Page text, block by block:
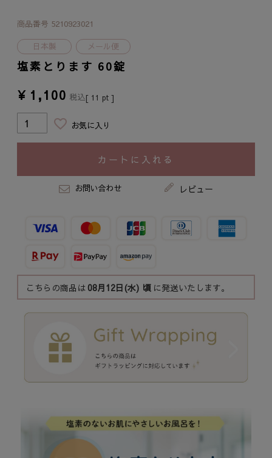
商品番号 5210923021
日本製 メール便
塩素とります 60錠
¥ 1,100 税込[ 11 pt ]
お気に入り
カートに入れる
お問い合わせ レビュー
こちらの商品は08月12日(水) 頃 に発送いたします。